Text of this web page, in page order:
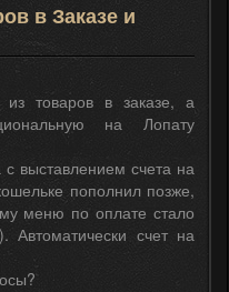
в Заказе и
товаров в заказе, а
на Лопату
выставлением счета на
пополнил позже,
меню по оплате стало
Автоматически счет на